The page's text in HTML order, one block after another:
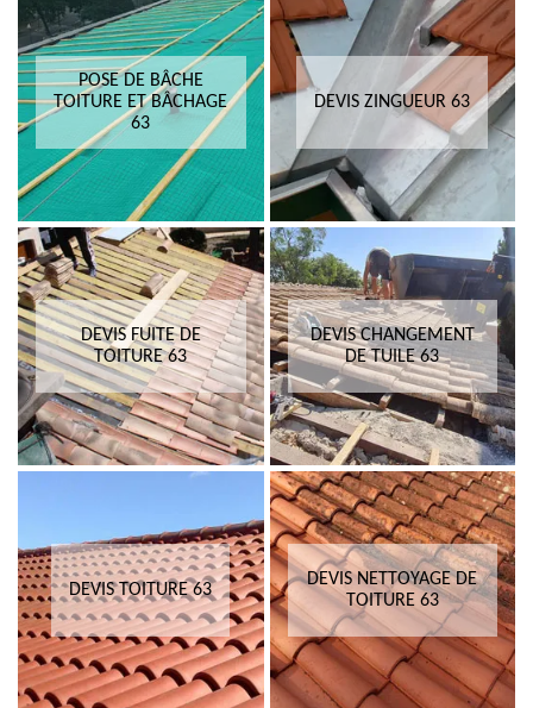
POSE DE BÂCHE
TOITURE ET BÂCHAGE
63
DEVIS ZINGUEUR 63
DEVIS FUITE DE
TOITURE 63
DEVIS CHANGEMENT
DE TUILE 63
DEVIS TOITURE 63
DEVIS NETTOYAGE DE
TOITURE 63